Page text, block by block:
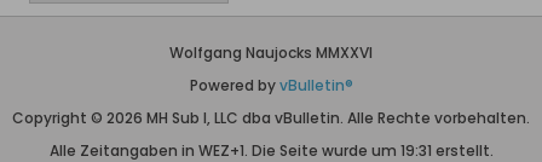
Wolfgang Naujocks MMXXVI
Powered byvBulletin®
Copyright © 2026 MH Sub I, LLC dba vBulletin. Alle Rechte vorbehalten.
Alle Zeitangaben in WEZ+1. Die Seite wurde um 19:31 erstellt.